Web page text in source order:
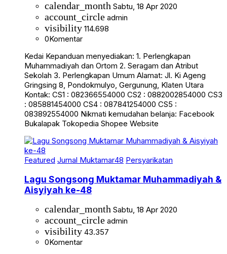
calendar_month Sabtu, 18 Apr 2020
account_circle admin
visibility 114.698
0Komentar
Kedai Kepanduan menyediakan: 1. Perlengkapan
Muhammadiyah dan Ortom 2. Seragam dan Atribut
Sekolah 3. Perlengkapan Umum Alamat: Jl. Ki Ageng
Gringsing 8, Pondokmulyo, Gergunung, Klaten Utara
Kontak: CS1 : 082366554000 CS2 : 0882002854000 CS3
: 085881454000 CS4 : 087841254000 CS5 :
083892554000 Nikmati kemudahan belanja: Facebook
Bukalapak Tokopedia Shopee Website
Featured Jurnal Muktamar48 Persyarikatan
Lagu Songsong Muktamar Muhammadiyah &
Aisyiyah ke-48
calendar_month Sabtu, 18 Apr 2020
account_circle admin
visibility 43.357
0Komentar